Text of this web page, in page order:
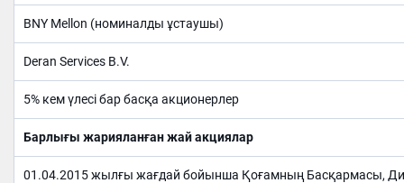
BNY Mellon (номиналды ұстаушы)
Deran Services B.V.
5% кем үлесі бар басқа акционерлер
Барлығы жарияланған жай акциялар
01.04.2015 жылғы жағдай бойынша Қоғамның Басқармасы,